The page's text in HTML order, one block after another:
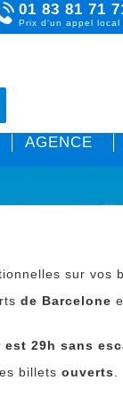
01 83 81 71
Prix d'un appel local
AGENCE
sur vos
de Barcelone
est 29h sans
billetsouverts